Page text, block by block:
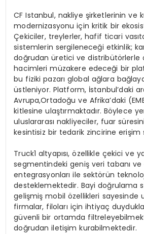
CF Istanbul, nakliye şirketlerinin ve
modernizasyonu için kritik bir
Çekiciler, treylerler, hafif ticari
sistemlerin sergileneceği etkinlik;
doğrudan üretici ve distribütörlerle
hacimleri müzakere edeceği bir
bu fiziki pazarı global ağlara
üstleniyor. Platform, İstanbul’daki
Avrupa,Ortadoğu ve Afrika’daki
kitlesine ulaştırmaktadır. Böylece
uluslararası nakliyeciler, fuar
kesintisiz bir tedarik zincirine erişim
Truck1 altyapısı, özellikle çekici ve
segmentindeki geniş veri tabanı
entegrasyonları ile sektörün
desteklemektedir. Bayi doğrulama
gelişmiş mobil özellikleri sayesinde
firmalar, filoları için ihtiyaç
güvenli bir ortamda
doğrudan iletişim kurabilmektedir.